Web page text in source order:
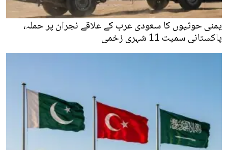
یمنی حوثیوں کا سعودی عرب کے علاقے نجران پر حملہ،
پاکستانی سمیت 11 شہری زخمی